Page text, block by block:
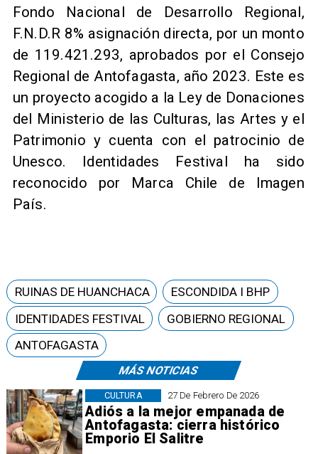
Fondo Nacional de Desarrollo Regional,
F.N.D.R 8% asignación directa, por un monto
de 119.421.293, aprobados por el Consejo
Regional de Antofagasta, año 2023. Este es
un proyecto acogido a la Ley de Donaciones
del Ministerio de las Culturas, las Artes y el
Patrimonio y cuenta con el patrocinio de
Unesco. Identidades Festival ha sido
reconocido por Marca Chile de Imagen
País.
MÁS NOTICIAS
27 De Febrero De 2026
Adiós a la mejor empanada de
Antofagasta: cierra histórico
Emporio El Salitre
CULTURA
RUINAS DE HUANCHACA
ESCONDIDA I BHP
IDENTIDADES FESTIVAL
GOBIERNO REGIONAL
ANTOFAGASTA